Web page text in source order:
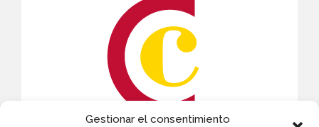
Gestionar el consentimiento